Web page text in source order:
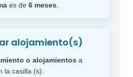
es de 6 meses
alojamiento(s)
o alojamientos a
la casilla (s).